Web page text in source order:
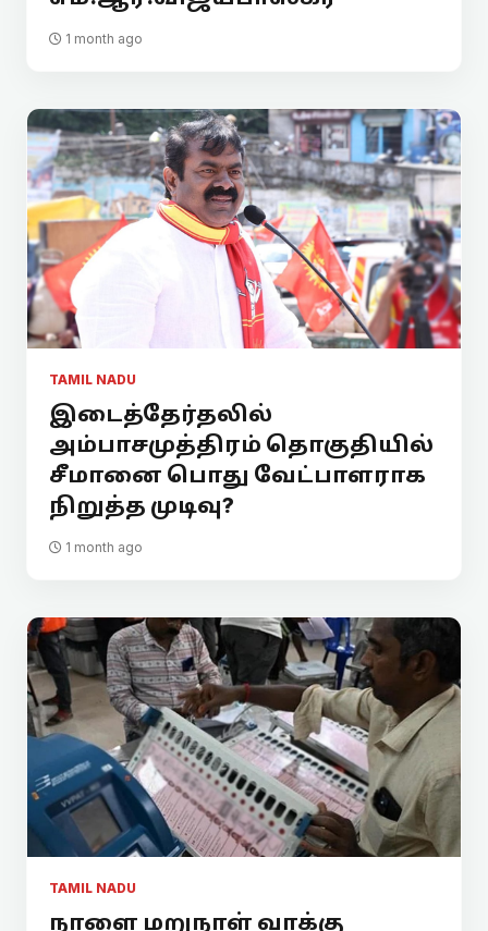
1 month ago
TAMIL NADU
இடைத்தேர்தலில்
அம்பாசமுத்திரம் தொகுதியில்
சீமானை பொது வேட்பாளராக
நிறுத்த முடிவு?
1 month ago
TAMIL NADU
நாளை மறுநாள் வாக்கு